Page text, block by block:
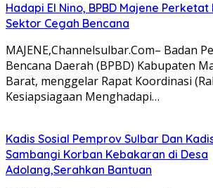
Hadapi El Nino, BPBD Majene
Sektor Cegah Bencana
MAJENE,Channelsulbar.Com– Badan
Bencana Daerah (BPBD) Kabupaten
Barat, menggelar Rapat Koordinasi
Kesiapsiagaan Menghadapi…
Kadis Sosial Pemprov Sulbar Dan
Sambangi Korban Kebakaran di Desa
Adolang,Serahkan Bantuan